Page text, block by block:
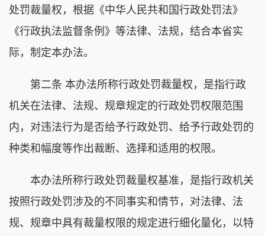
处罚裁量权，根据《中华人民共和国行政处罚法》
《行政执法监督条例》等法律、法规，结合本省实
际，制定本办法。
第二条 本办法所称行政处罚裁量权，是指行政
机关在法律、法规、规章规定的行政处罚权限范围
内，对违法行为是否给予行政处罚、给予行政处罚的
种类和幅度等作出裁断、选择和适用的权限。
本办法所称行政处罚裁量权基准，是指行政机关
按照行政处罚涉及的不同事实和情节，对法律、法
规、规章中具有裁量权限的规定进行细化量化，以特